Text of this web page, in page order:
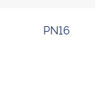
PN16